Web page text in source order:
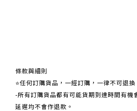
條款與細則
⭐任何訂購貨品，一經訂購，一律不可退換
-所有訂購貨品都有可能貨期到達時間有機
延遲均不會作退款。